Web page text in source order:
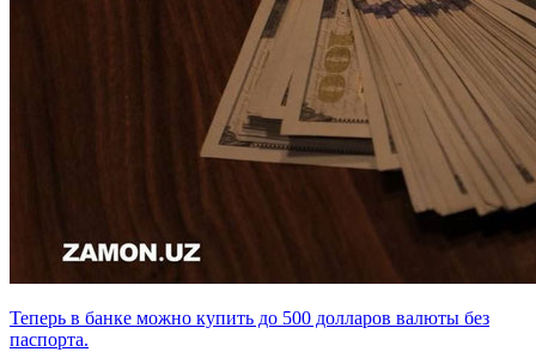
Теперь в банке можно купить до 500 долларов валюты без
паспорта.